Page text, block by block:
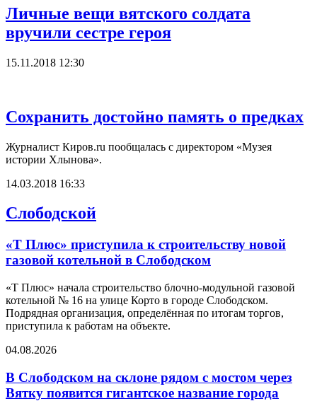
Личные вещи вятского солдата
вручили сестре героя
15.11.2018 12:30
Сохранить достойно память о предках
Журналист Киров.ru пообщалась с директором «Музея
истории Хлынова».
14.03.2018 16:33
Слободской
«Т Плюс» приступила к строительству новой
газовой котельной в Слободском
«Т Плюс» начала строительство блочно-модульной газовой
котельной № 16 на улице Корто в городе Слободском.
Подрядная организация, определённая по итогам торгов,
приступила к работам на объекте.
04.08.2026
В Слободском на склоне рядом с мостом через
Вятку появится гигантское название города